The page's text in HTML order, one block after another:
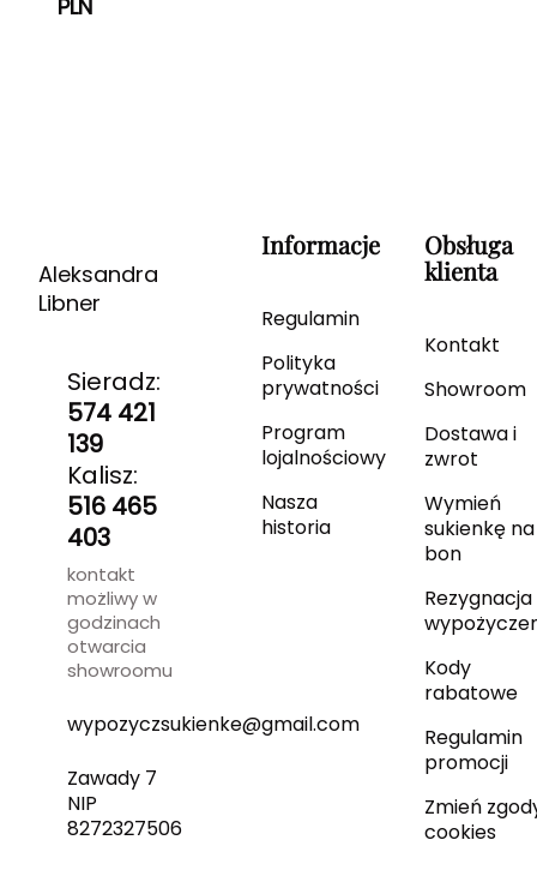
PLN
Aleksandra
Libner
Sieradz:
574 421
139
Kalisz:
516 465
403
kontakt
możliwy w
godzinach
otwarcia
showroomu
wypozyczsukienke@gmail.com
Zawady 7
NIP
8272327506
Informacje
Regulamin
Polityka
prywatności
Program
lojalnościowy
Nasza
historia
Obsługa
klienta
Kontakt
Showroom
Dostawa i
zwrot
Wymień
sukienkę na
bon
Rezygnacja
Kody
rabatowe
Regulamin
promocji
Zmień
cookies